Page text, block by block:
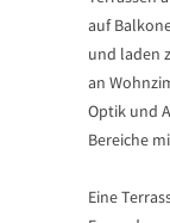
auf
und laden
an
Optik und
Bereiche
Eine